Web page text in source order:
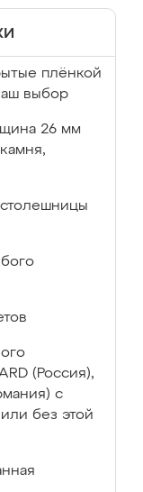
плёнкой
выбор
26 мм
(Россия),
с
без этой